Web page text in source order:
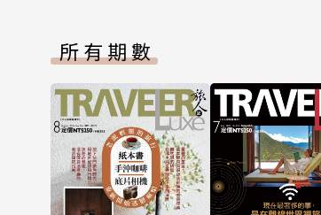
所有期數